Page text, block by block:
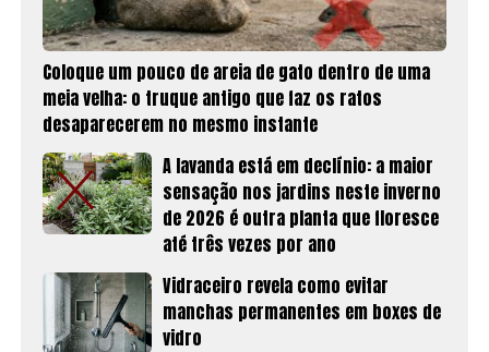
Coloque um pouco de areia de gato dentro de uma
meia velha: o truque antigo que faz os ratos
desaparecerem no mesmo instante
A lavanda está em declínio: a maior
sensação nos jardins neste inverno
de 2026 é outra planta que floresce
até três vezes por ano
Vidraceiro revela como evitar
manchas permanentes em boxes de
vidro